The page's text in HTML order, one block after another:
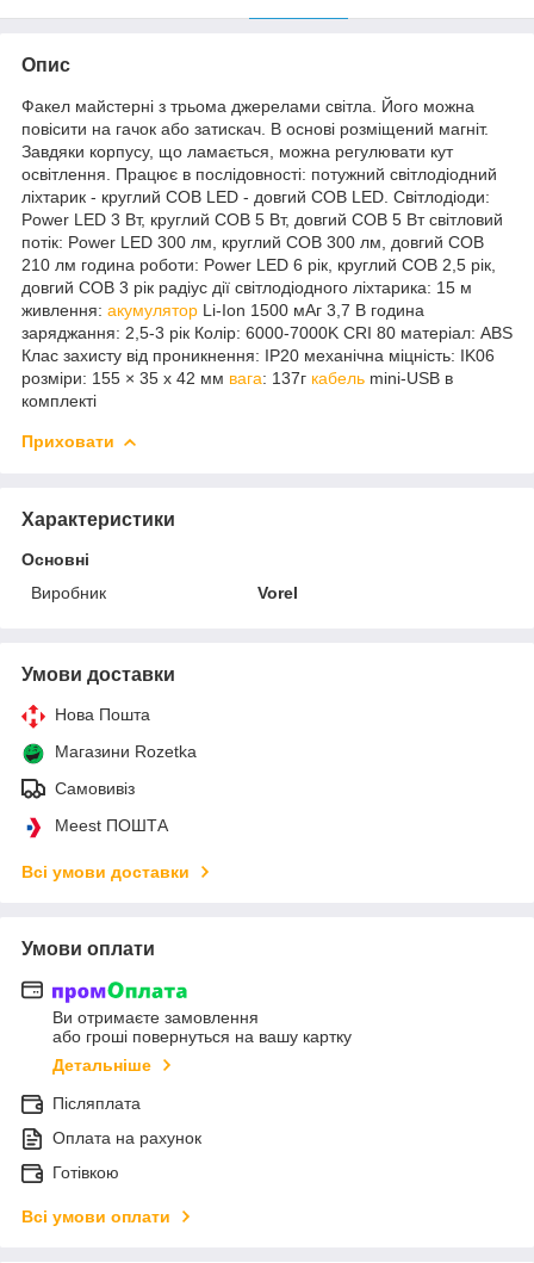
Опис
Факел майстерні з трьома джерелами світла. Його можна
повісити на гачок або затискач. В основі розміщений магніт.
Завдяки корпусу, що ламається, можна регулювати кут
освітлення. Працює в послідовності: потужний світлодіодний
ліхтарик - круглий COB LED - довгий COB LED. Світлодіоди:
Power LED 3 Вт, круглий COB 5 Вт, довгий COB 5 Вт світловий
потік: Power LED 300 лм, круглий COB 300 лм, довгий COB
210 лм година роботи: Power LED 6 рік, круглий COB 2,5 рік,
довгий COB 3 рік радіус дії світлодіодного ліхтарика: 15 м
живлення: акумулятор Li-Ion 1500 мАг 3,7 В година
заряджання: 2,5-3 рік Колір: 6000-7000K CRI 80 матеріал: ABS
Клас захисту від проникнення: IP20 механічна міцність: IK06
розміри: 155 × 35 x 42 мм вага: 137г кабель mini-USB в
комплекті
Приховати
Характеристики
Основні
Виробник
Vorel
Умови доставки
Нова Пошта
Магазини Rozetka
Самовивіз
Meest ПОШТА
Всі умови доставки
Умови оплати
Ви отримаєте замовлення
або гроші повернуться на вашу картку
Детальніше
Післяплата
Оплата на рахунок
Готівкою
Всі умови оплати